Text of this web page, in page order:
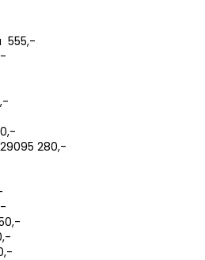
555,-
280,-